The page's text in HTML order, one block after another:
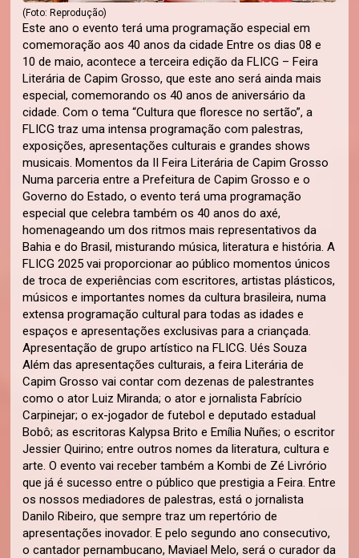
(Foto: Reprodução)
Este ano o evento terá uma programação especial em
comemoração aos 40 anos da cidade Entre os dias 08 e
10 de maio, acontece a terceira edição da FLICG – Feira
Literária de Capim Grosso, que este ano será ainda mais
especial, comemorando os 40 anos de aniversário da
cidade. Com o tema “Cultura que floresce no sertão”, a
FLICG traz uma intensa programação com palestras,
exposições, apresentações culturais e grandes shows
musicais. Momentos da II Feira Literária de Capim Grosso
Numa parceria entre a Prefeitura de Capim Grosso e o
Governo do Estado, o evento terá uma programação
especial que celebra também os 40 anos do axé,
homenageando um dos ritmos mais representativos da
Bahia e do Brasil, misturando música, literatura e história. A
FLICG 2025 vai proporcionar ao público momentos únicos
de troca de experiências com escritores, artistas plásticos,
músicos e importantes nomes da cultura brasileira, numa
extensa programação cultural para todas as idades e
espaços e apresentações exclusivas para a criançada.
Apresentação de grupo artístico na FLICG. Ués Souza
Além das apresentações culturais, a feira Literária de
Capim Grosso vai contar com dezenas de palestrantes
como o ator Luiz Miranda; o ator e jornalista Fabrício
Carpinejar; o ex-jogador de futebol e deputado estadual
Bobô; as escritoras Kalypsa Brito e Emília Nuñes; o escritor
Jessier Quirino; entre outros nomes da literatura, cultura e
arte. O evento vai receber também a Kombi de Zé Livrório
que já é sucesso entre o público que prestigia a Feira. Entre
os nossos mediadores de palestras, está o jornalista
Danilo Ribeiro, que sempre traz um repertório de
apresentações inovador. E pelo segundo ano consecutivo,
o cantador pernambucano, Maviael Melo, será o curador da